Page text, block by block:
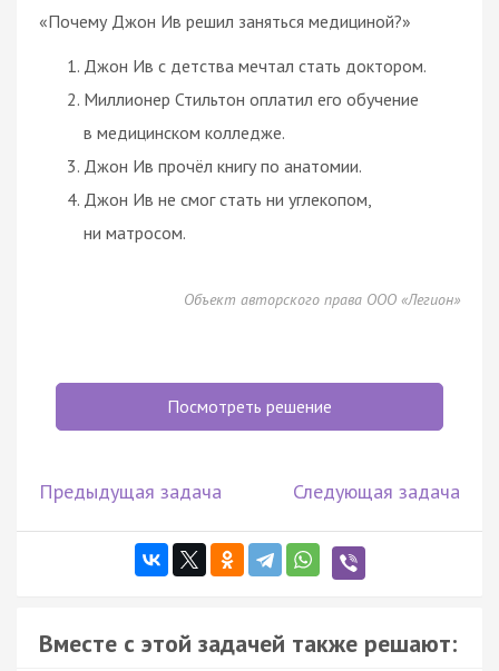
«Почему Джон Ив решил заняться медициной?»
Джон Ив с детства мечтал стать доктором.
Миллионер Стильтон оплатил его обучение
в медицинском колледже.
Джон Ив прочёл книгу по анатомии.
Джон Ив не смог стать ни углекопом,
ни матросом.
Объект авторского права ООО «Легион»
Посмотреть решение
Предыдущая задача Следующая задача
Вместе с этой задачей также решают: